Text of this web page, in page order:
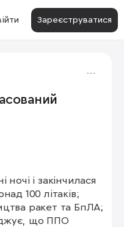
Зареєструватися
1/2
ночі і закінчилася
100 літаків;
ракет та БпЛА;
що ППО